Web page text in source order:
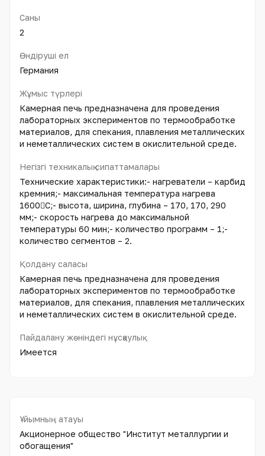
Саны
2
Өндіруші ел
Германия
Жұмыс түрлері
Камерная печь предназначена для проведения
лабораторных экспериментов по термообработке
материалов, для спекания, плавления металлических
и неметаллических систем в окислительной среде.
Негізгі техникалық сипаттамалары
Технические характеристики:- нагреватели – карбид
кремния;- максимальная температура нагрева
1600С;- высота, ширина, глубина – 170, 170, 290
мм;- скорость нагрева до максимальной
температуры 60 мин;- количество программ – 1;-
количество сегментов – 2.
Қолдану саласы
Камерная печь предназначена для проведения
лабораторных экспериментов по термообработке
материалов, для спекания, плавления металлических
и неметаллических систем в окислительной среде.
Пайдалану жөніндегі нұсқаулық
Имеется
Ұйымның атауы
Акционерное общество "Институт металлургии и
обогащения"